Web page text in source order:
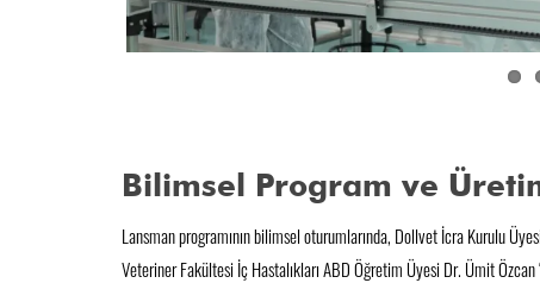
Bilimsel Program ve
Lansman programının bilimsel oturumlarında, Dollvet İcra Kurulu
Veteriner Fakültesi İç Hastalıkları ABD Öğretim Üyesi Dr. Ümit